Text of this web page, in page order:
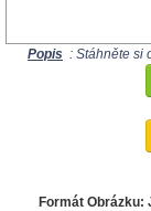
Popis : Stáhněte si
Formát Obrázku: